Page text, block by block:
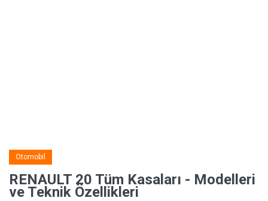
Otomobil
RENAULT 20 Tüm Kasaları - Modelleri
ve Teknik Özellikleri